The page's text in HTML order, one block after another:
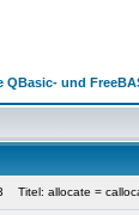
QBasic- und
Titel: allocate =